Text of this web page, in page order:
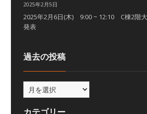
2025年2月5日
2025年2月6日(木) 9:00 ~ 12:10 C棟2階
発表
過去の投稿
カテゴリー